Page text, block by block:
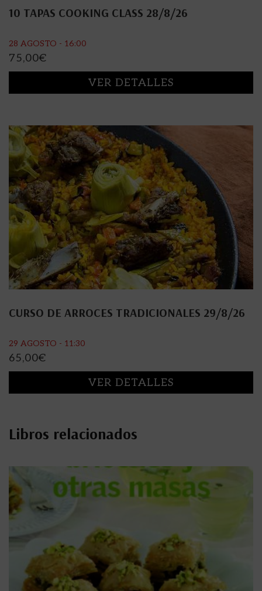
10 TAPAS COOKING CLASS 28/8/26
28 AGOSTO - 16:00
75,00€
VER DETALLES
CURSO DE ARROCES TRADICIONALES 29/8/26
29 AGOSTO - 11:30
65,00€
VER DETALLES
Libros relacionados